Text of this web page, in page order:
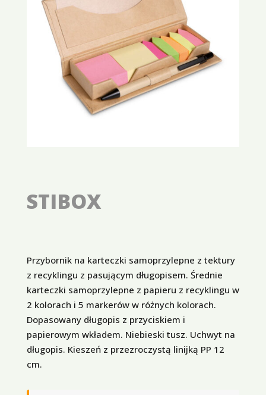
STIBOX
Przybornik na karteczki samoprzylepne z tektury
z recyklingu z pasującym długopisem. Średnie
karteczki samoprzylepne z papieru z recyklingu w
2 kolorach i 5 markerów w różnych kolorach.
Dopasowany długopis z przyciskiem i
papierowym wkładem. Niebieski tusz. Uchwyt na
długopis. Kieszeń z przezroczystą linijką PP 12
cm.